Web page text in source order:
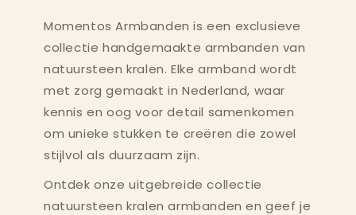
Momentos Armbanden is een exclusieve
collectie handgemaakte armbanden van
natuursteen kralen. Elke armband wordt
met zorg gemaakt in Nederland, waar
kennis en oog voor detail samenkomen
om unieke stukken te creëren die zowel
stijlvol als duurzaam zijn.
Ontdek onze uitgebreide collectie
natuursteen kralen armbanden en geef je